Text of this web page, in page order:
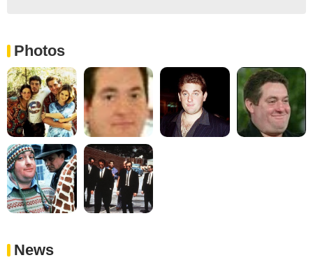
Photos
News